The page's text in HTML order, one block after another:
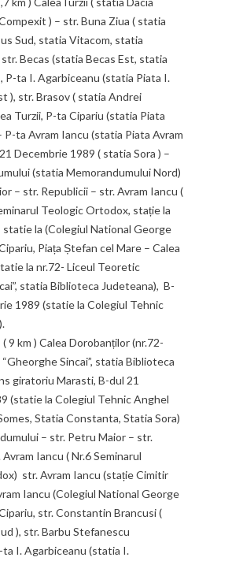
) – str. Buna Ziua ( statia
Sud, statia Vitacom, statia
Becas (statia Becas Est, statia
P-ta I. Agarbiceanu (statia Piata I.
), str. Brasov ( statia Andrei
Turzii, P-ta Cipariu (statia Piata
P-ta Avram Iancu (statia Piata Avram
Decembrie 1989 ( statia Sora ) –
(statia Memorandumului Nord)
– str. Republicii – str. Avram Iancu (
Teologic Ortodox, stație la
la (Colegiul National George
Piața Ștefan cel Mare – Calea
la nr.72- Liceul Teoretic
statia Biblioteca Judeteana), B-
1989 (statie la Colegiul Tehnic
( 9 km ) Calea Dorobanților (nr.72-
Sincai”, statia Biblioteca
giratoriu Marasti, B-dul 21
(statie la Colegiul Tehnic Anghel
Statia Constanta, Statia Sora)
– str. Petru Maior – str.
Iancu ( Nr.6 Seminarul
str. Avram Iancu (stație Cimitir
Iancu (Colegiul National George
str. Constantin Brancusi (
), str. Barbu Stefanescu
ta I. Agarbiceanu (statia I.